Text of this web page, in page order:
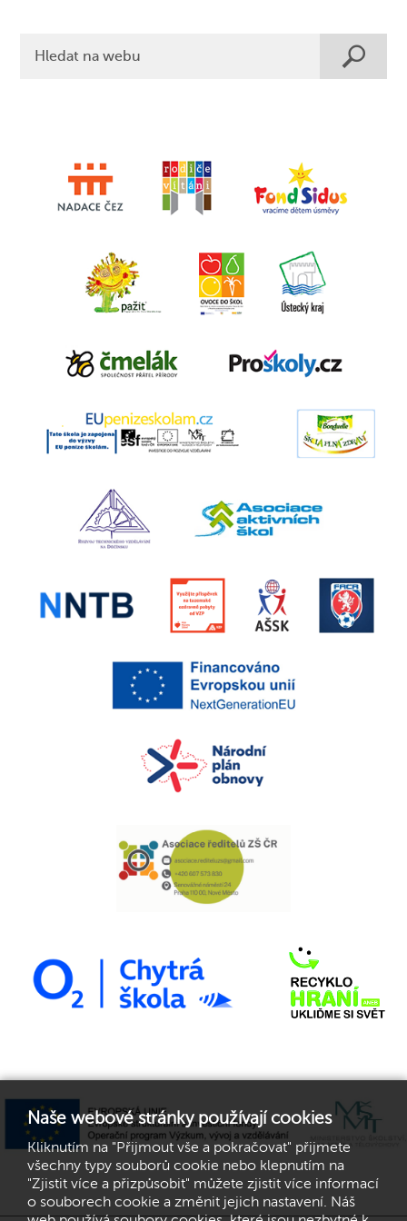
Naše webové stránky používají cookies
Kliknutím na "Přijmout vše a pokračovat" přijmete
všechny typy souborů cookie nebo klepnutím na
"Zjistit více a přizpůsobit" můžete zjistit více informací
o souborech cookie a změnit jejich nastavení. Náš